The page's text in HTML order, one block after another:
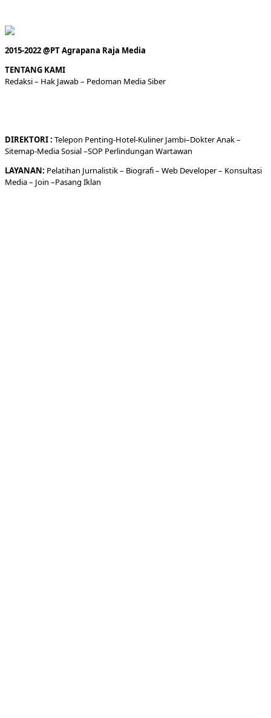
2015-2022 @PT Agrapana Raja Media
TENTANG KAMI
Redaksi– Hak Jawab – Pedoman Media Siber
DIREKTORI: Telepon Penting-Hotel-KulinerJambi–DokterAnak –
Sitemap-Media Sosial –SOP Perlindungan Wartawan
LAYANAN: Pelatihan Jurnalistik – Biografi– Web Developer– Konsultasi
Media– Join –Pasang Iklan